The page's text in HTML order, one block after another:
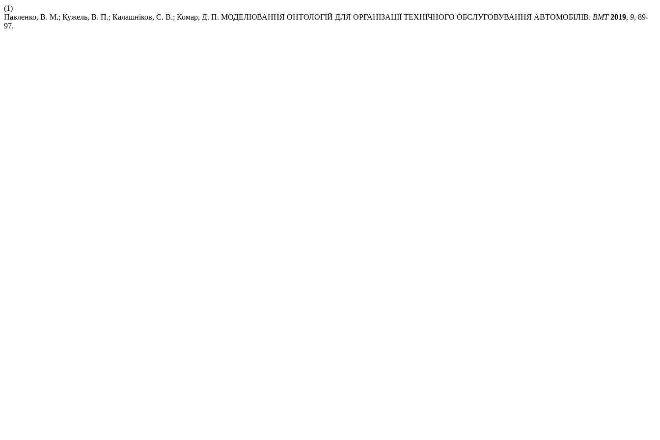
(1)
Павленко, В. М.; Кужель, В. П.; Калашніков, Є. В.; Комар, Д. П. МОДЕЛЮВАННЯ ОНТОЛОГІЙ ДЛЯ ОРГАНІЗАЦІЇ ТЕХНІЧНОГО ОБСЛУГОВУВАННЯ АВТОМОБІЛІВ. ВМТ 2019, 9, 89-
97.